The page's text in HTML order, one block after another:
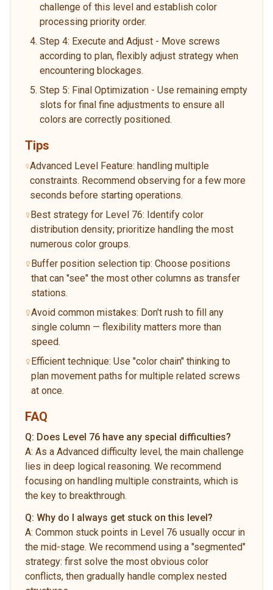
challenge of this level and establish color
processing priority order.
Step 4: Execute and Adjust - Move screws
according to plan, flexibly adjust strategy when
encountering blockages.
Step 5: Final Optimization - Use remaining empty
slots for final fine adjustments to ensure all
colors are correctly positioned.
Tips
Advanced Level Feature: handling multiple
constraints. Recommend observing for a few more
seconds before starting operations.
Best strategy for Level 76: Identify color
distribution density; prioritize handling the most
numerous color groups.
Buffer position selection tip: Choose positions
that can "see" the most other columns as transfer
stations.
Avoid common mistakes: Don't rush to fill any
single column — flexibility matters more than
speed.
Efficient technique: Use "color chain" thinking to
plan movement paths for multiple related screws
at once.
FAQ
Q: Does Level 76 have any special difficulties?
A: As a Advanced difficulty level, the main challenge
lies in deep logical reasoning. We recommend
focusing on handling multiple constraints, which is
the key to breakthrough.
Q: Why do I always get stuck on this level?
A: Common stuck points in Level 76 usually occur in
the mid-stage. We recommend using a "segmented"
strategy: first solve the most obvious color
conflicts, then gradually handle complex nested